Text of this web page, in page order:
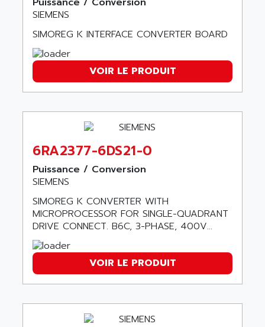
ACI
TESYS
SYNCHRONOUS SERVO MOTOR
SIMOTICS S
Kinetix 6000
MELSEC
ADVANTYS STB
ND
SIMOVERT P
RTS
VPC
XBLC
2500
HARMONY XVBC
ARTECHE
ARTECHNIC
ARTESYN
ARTESYN EMBEDDED TECHNOLOGIES
ARTILA
AS INFO
ASAHI
ASAHI ENGINEERING
ASANTE
ASC
ASCII
ASCO
ASCOM
ASE ENERGY
SIEMENS
SIMOREG K INTERFACE CONVERTER BOARD
VOIR LE PRODUIT
6RA2377-6DS21-0
Puissance / Conversion
SIEMENS
SIMOREG K CONVERTER WITH
MICROPROCESSOR FOR SINGLE-QUADRANT
DRIVE CONNECT. B6C, 3-PHASE, 400V...
VOIR LE PRODUIT